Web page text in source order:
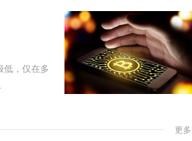
低，仅在多
更